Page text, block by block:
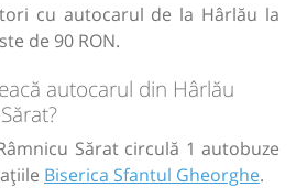
cu autocarul de la Hârlău la
de 90 RON.
autocarul din Hârlău
Sărat circulă 1 autobuze
Biserica Sfantul Gheorghe.